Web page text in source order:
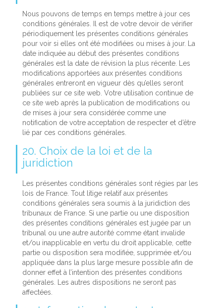
Nous pouvons de temps en temps mettre à jour ces
conditions générales. Il est de votre devoir de vérifier
périodiquement les présentes conditions générales
pour voir si elles ont été modifiées ou mises à jour. La
date indiquée au début des présentes conditions
générales est la date de révision la plus récente. Les
modifications apportées aux présentes conditions
générales entreront en vigueur dès qu’elles seront
publiées sur ce site web. Votre utilisation continue de
ce site web après la publication de modifications ou
de mises à jour sera considérée comme une
notification de votre acceptation de respecter et d’être
lié par ces conditions générales.
20. Choix de la loi et de la
juridiction
Les présentes conditions générales sont régies par les
lois de France. Tout litige relatif aux présentes
conditions générales sera soumis à la juridiction des
tribunaux de France. Si une partie ou une disposition
des présentes conditions générales est jugée par un
tribunal ou une autre autorité comme étant invalide
et/ou inapplicable en vertu du droit applicable, cette
partie ou disposition sera modifiée, supprimée et/ou
appliquée dans la plus large mesure possible afin de
donner effet à l’intention des présentes conditions
générales. Les autres dispositions ne seront pas
affectées.